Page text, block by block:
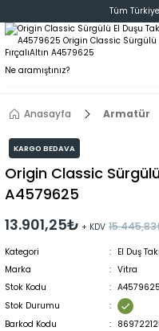
Tüm
Anasayfa Armatür
KARGO BEDAVA
Origin Classic Sürgülü
A4579625
13.901,25₺ + KDV
Kategori
El Duş
Marka
Vitra
Stok Kodu
A4579625
Stok Durumu
Barkod Kodu